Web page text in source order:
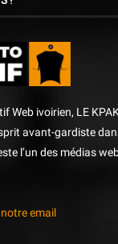
Web ivoirien, LE
avant-gardiste
l’un des médias
notre email